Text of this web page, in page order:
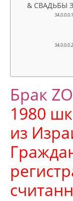
& СВАДЬБЫ
Брак
1980 шк
из